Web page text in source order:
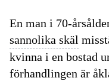
En man i 70-
sannolika skäl
kvinna i en bostad
förhandlingen är